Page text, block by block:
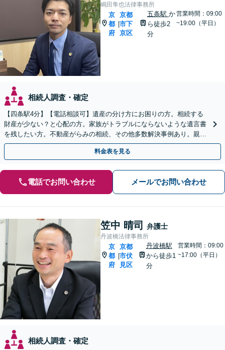
嶋田隼也法律事務所
京
都
府
|
京都
市下
京区
五条駅 か
ら徒歩2
分
営業時間：09:00
~19:00（平日）
相続人調査・確定
【四条駅4分】【電話相談可】遺産の分け方にお困りの方。相続する
財産が少ない？と心配の方。家族がトラブルにならないような遺言書
を残したい方。不動産がらみの相続、その他多数解決事例あり。親身
に対応します【夜間・休日面談】【初回相談無料】
料金表を見る
電話でお問い合わせ メールでお問い合わせ
笠中 晴司 弁護士
丹波橋法律事務所
京
都
府
京都
市伏
見区
丹波橋駅
から徒歩1
分
営業時間：09:00
~17:00（平日）
相続人調査・確定